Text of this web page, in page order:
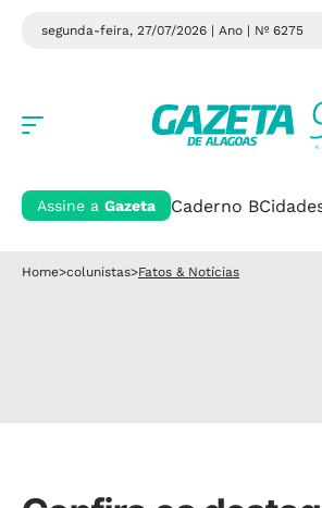
segunda-feira, 27/07/2026 | Ano | Nº 6275
Assine a Gazeta Caderno B
Home>colunistas>Fatos & Notícias